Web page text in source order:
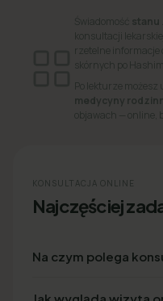
Świadomość stanu
konsultacji
rzetelne informacje
skórnych po
Po lekturze
medycyny
objawach — online,
KONSULTACJA ONLINE
Najczęściej
Na czym polega
Jak wygląda wizyta